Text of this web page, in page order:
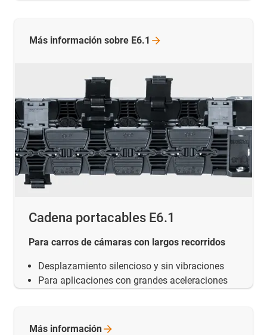
Cadena portacables E6.1
Para carros de cámaras con largos recorridos
Desplazamiento silencioso y sin vibraciones
Para aplicaciones con grandes aceleraciones
Más información sobre E6.1
Más información